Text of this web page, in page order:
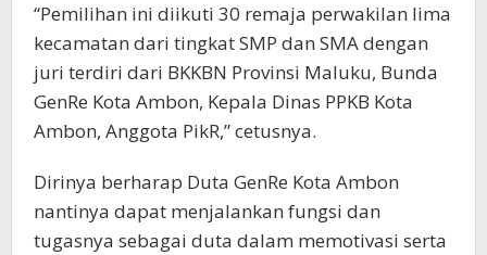
“Pemilihan ini diikuti 30 remaja perwakilan lima
kecamatan dari tingkat SMP dan SMA dengan
juri terdiri dari BKKBN Provinsi Maluku, Bunda
GenRe Kota Ambon, Kepala Dinas PPKB Kota
Ambon, Anggota PikR,” cetusnya.
Dirinya berharap Duta GenRe Kota Ambon
nantinya dapat menjalankan fungsi dan
tugasnya sebagai duta dalam memotivasi serta